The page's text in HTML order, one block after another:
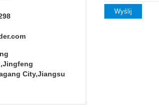
City,Jiangsu
Wyślij